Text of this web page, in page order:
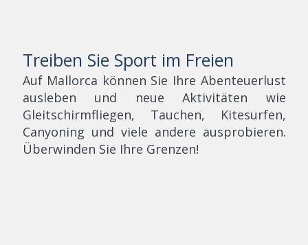
Treiben Sie Sport im Freien
Auf Mallorca können Sie Ihre Abenteuerlust
ausleben und neue Aktivitäten wie
Gleitschirmfliegen, Tauchen, Kitesurfen,
Canyoning und viele andere ausprobieren.
Überwinden Sie Ihre Grenzen!